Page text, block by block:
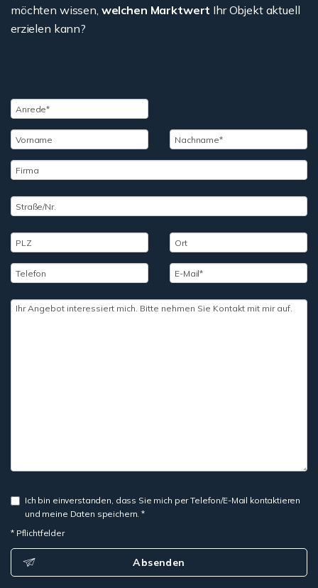
möchten wissen, welchen Marktwert Ihr Objekt aktuell
erzielen kann?
Ich bin einverstanden, dass Sie mich per Telefon/E-Mail kontaktieren
und meine Daten speichern. *
* Pflichtfelder
Absenden